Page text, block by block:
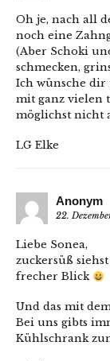
Oh je, nach all
noch eine
(Aber Schoki
schmecken,
Ich wünsche
mit ganz vielen
möglichst nicht
LG Elke
Anonym
22.
Liebe Sonea,
zuckersüß
frecher Blick
Und das mit
Bei uns gibts
Kühlschrank